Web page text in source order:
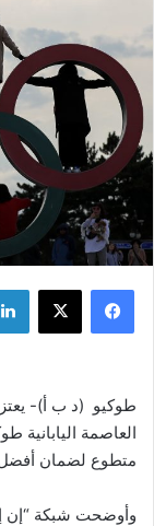
فيسبوك ‫X
طوكيو (د ب أ)-
متطوع لضمان أفضل
وأوضحت شبكة “إن إتش